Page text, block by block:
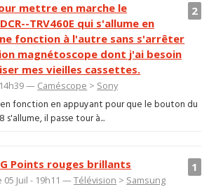
2
mettre en marche le
TRV460E qui s'allume en
fonction à l'autre sans s'arrêter
magnétoscope dont j'ai besoin
mes vieilles cassettes.
— Caméscope > Sony
en fonction en appuyant pour que le bouton du
il passe tour à...
1
Points rouges brillants
05 Juil - 19h11 —Télévision > Samsung